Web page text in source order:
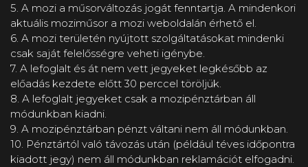
5. A mozi a műsorváltozás jogát fenntartja. A mindenkori
aktuális moziműsor a mozi weboldalán érhető el.
6. A mozi területén nyújtott szolgáltatásokat mindenki
csak saját felelősségre veheti igénybe.
7. A lefoglalt és át nem vett jegyeket legkésőbb az
előadás kezdete előtt 30 perccel töröljük.
8. A lefoglalt jegyeket csak a mozipénztárban áll
módunkban kiadni.
9. A mozipénztárban pénzt váltani nem áll módunkban.
10. Pénztártól való távozás után (például téves időpontra
kiadott jegy) nem áll módunkban reklamációt elfogadni.